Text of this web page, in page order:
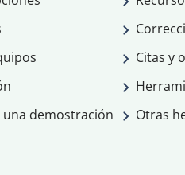
una demostración
Citas y
Otras